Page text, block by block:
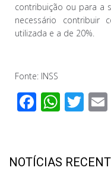
contribuição ou para a
necessário contribuir
utilizada e a de 20%.
Fonte: INSS
F
b
W
s
T
er
NOTÍCIAS